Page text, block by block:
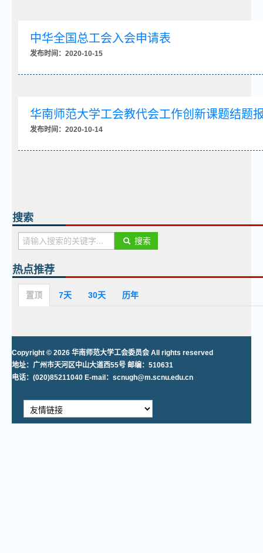
中华全国总工会入会申请表
发布时间：2020-10-15
华南师范大学工会教代会工作创新课题结题
发布时间：2020-10-14
搜索
搜索
热点推荐
置顶 7天 30天 历年
Copyright © 2026 华南师范大学工会委员会 All rights reserved
地址：广州市天河区中山大道西55号 邮编：510631
电话：(020)85211040 E-mail：scnugh@m.scnu.edu.cn